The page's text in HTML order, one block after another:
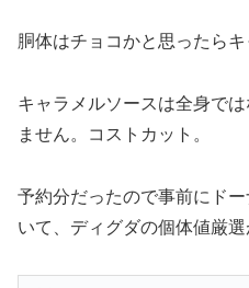
胴体はチョコかと思ったらキ
キャラメルソースは全身で
ません。コストカット。
予約分だったので事前にド
いて、ディグダの個体値厳選